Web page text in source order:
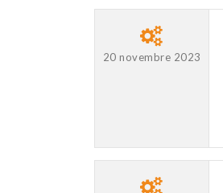
20 novembre 2023